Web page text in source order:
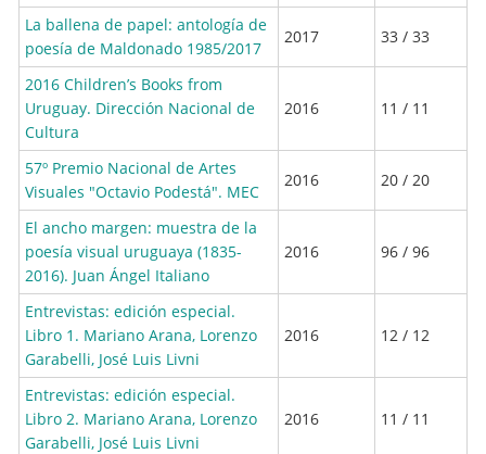
La ballena de papel: antología de
poesía de Maldonado 1985/2017
2017 33 / 33
2016 Children’s Books from
Uruguay. Dirección Nacional de
Cultura
2016 11 / 11
57º Premio Nacional de Artes
Visuales "Octavio Podestá". MEC
2016 20 / 20
El ancho margen: muestra de la
poesía visual uruguaya (1835-
2016). Juan Ángel Italiano
2016 96 / 96
Entrevistas: edición especial.
Libro 1. Mariano Arana, Lorenzo
Garabelli, José Luis Livni
2016 12 / 12
Entrevistas: edición especial.
Libro 2. Mariano Arana, Lorenzo
Garabelli, José Luis Livni
2016 11 / 11